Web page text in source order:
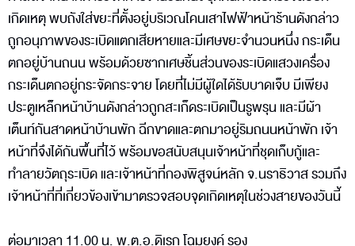
เกิดเหตุ พบถังใส่ขยะที่ตั้งอยู่บริเวณโคนเสาไฟฟ้าหน้าร้านดังกล่าว
ถูกอนุภาพของระเบิดแตกเสียหายและมีเศษขยะจำนวนหนึ่ง กระเด็น
ตกอยู่บ้านถนน พร้อมด้วยซากเศษชิ้นส่วนของระเบิดแสวงเครื่อง
กระเด็นตกอยู่กระจัดกระจาย โดยที่ไม่มีผู้ใดได้รับบาดเจ็บ มีเพียง
ประตูเหล็กหน้าบ้านดังกล่าวถูกสะเก็ดระเบิดเป็นรูพรุน และมีผ้า
เต็นท์กันสาดหน้าบ้านพัก ฉีกขาดและตกมาอยู่ริมถนนหน้าพัก เจ้า
หน้าที่จึงได้กันพื้นที่ไว้ พร้อมขอสนับสนุนเจ้าหน้าที่ชุดเก็บกู้และ
ทำลายวัตถุระเบิด และเจ้าหน้าที่กองพิสูจน์หลัก จ.นราธิวาส รวมถึง
เจ้าหน้าที่ที่เกี่ยวข้องเข้ามาตรวจสอบจุดเกิดเหตุในช่วงสายของวันนี้
ต่อมาเวลา 11.00 น. พ.ต.อ.ดิเรก โฉมยงค์ รอง